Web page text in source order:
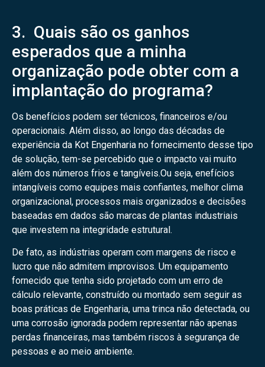
3. Quais são os ganhos
esperados que a minha
organização pode obter com a
implantação do programa?
Os benefícios podem ser técnicos, financeiros e/ou
operacionais. Além disso, ao longo das décadas de
experiência da Kot Engenharia no fornecimento desse tipo
de solução, tem-se percebido que o impacto vai muito
além dos números frios e tangíveis.Ou seja, enefícios
intangíveis como equipes mais confiantes, melhor clima
organizacional, processos mais organizados e decisões
baseadas em dados são marcas de plantas industriais
que investem na integridade estrutural.
De fato, as indústrias operam com margens de risco e
lucro que não admitem improvisos. Um equipamento
fornecido que tenha sido projetado com um erro de
cálculo relevante, construído ou montado sem seguir as
boas práticas de Engenharia, uma trinca não detectada, ou
uma corrosão ignorada podem representar não apenas
perdas financeiras, mas também riscos à segurança de
pessoas e ao meio ambiente.